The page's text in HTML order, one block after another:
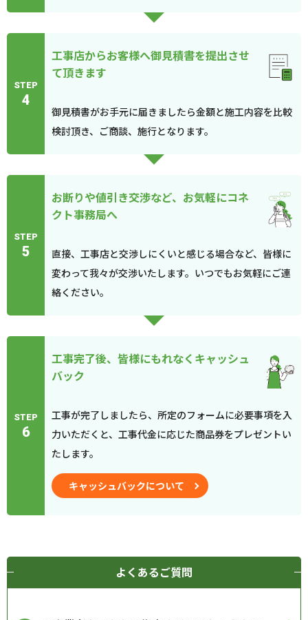
STEP
4
工事店からお客様へ御見積書を提出させ
て頂きます
御見積書がお手元に届きましたら金額と施工内容を比較
検討頂き、ご商談、施行となります。
STEP
5
お断りや値引き交渉など、お気軽にコネ
クト事務局へ
直接、工事店と交渉しにくいと感じる場合など、皆様に
変わって我々が交渉いたします。いつでもお気軽にご連
絡ください。
STEP
6
工事完了後、皆様にもれなくキャッシュ
バック
工事が完了しましたら、所定のフォームに必要事項を入
力いただくと、工事代金に応じた商品券をプレゼントい
たします。
キャッシュバックについて
よくあるご質問